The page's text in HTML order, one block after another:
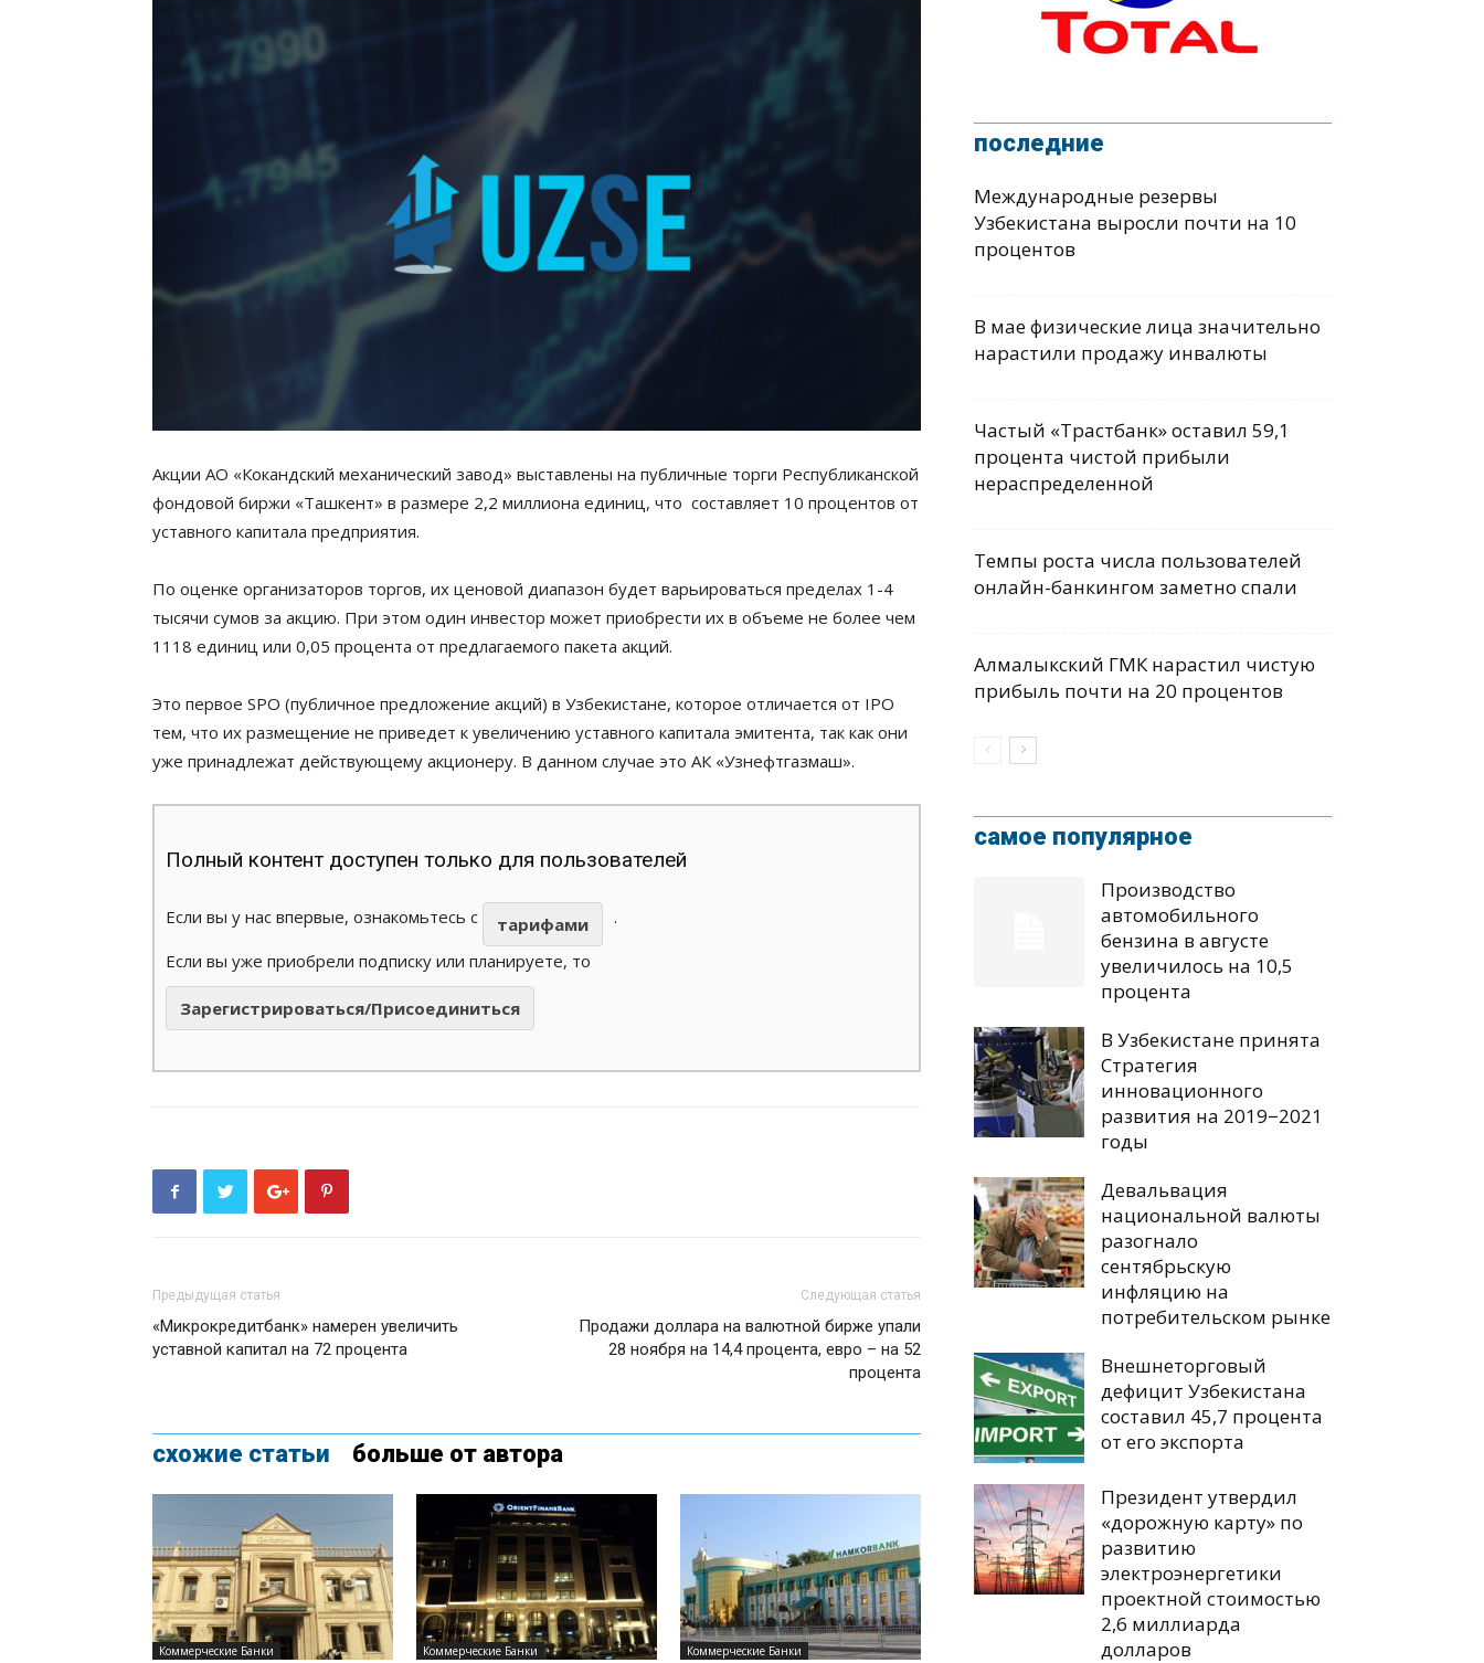
Акции АО «Кокандский механический завод» выставлены на публичные торги Республиканской
фондовой биржи «Ташкент» в размере 2,2 миллиона единиц, что составляет 10 процентов от
уставного капитала предприятия.
По оценке организаторов торгов, их ценовой диапазон будет варьироваться пределах 1-4
тысячи сумов за акцию. При этом один инвестор может приобрести их в объеме не более чем
1118 единиц или 0,05 процента от предлагаемого пакета акций.
Это первое SPO (публичное предложение акций) в Узбекистане, которое отличается от IPO
тем, что их размещение не приведет к увеличению уставного капитала эмитента, так как они
уже принадлежат действующему акционеру. В данном случае это АК «Узнефтгазмаш».
Полный контент доступен только для пользователей
Если вы у нас впервые, ознакомьтесь с тарифами
.
Если вы уже приобрели подписку или планируете, то
Зарегистрироваться/Присоединиться
Предыдущая статья
«Микрокредитбанк» намерен увеличить
уставной капитал на 72 процента
Следующая статья
Продажи доллара на валютной бирже упали
28 ноября на 14,4 процента, евро – на 52
процента
схожие статьи больше от автора
Коммерческие Банки Коммерческие Банки Коммерческие Банки
последние
Международные резервы
Узбекистана выросли почти на 10
процентов
В мае физические лица значительно
нарастили продажу инвалюты
Частый «Трастбанк» оставил 59,1
процента чистой прибыли
нераспределенной
Темпы роста числа пользователей
онлайн-банкингом заметно спали
Алмалыкский ГМК нарастил чистую
прибыль почти на 20 процентов
самое популярное
Производство
автомобильного
бензина в августе
увеличилось на 10,5
процента
В Узбекистане принята
Стратегия
инновационного
развития на 2019−2021
годы
Девальвация
национальной валюты
разогнало
сентябрьскую
инфляцию на
потребительском рынке
Внешнеторговый
дефицит Узбекистана
составил 45,7 процента
от его экспорта
Президент утвердил
«дорожную карту» по
развитию
электроэнергетики
проектной стоимостью
2,6 миллиарда
долларов